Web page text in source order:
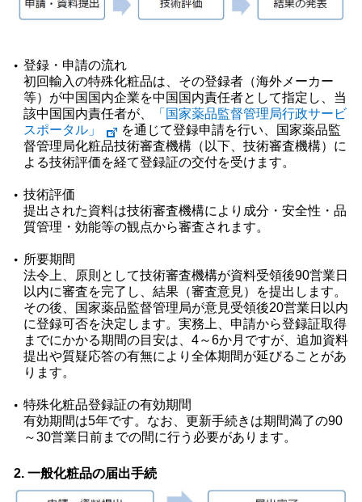
登録・申請の流れ
初回輸入の特殊化粧品は、その登録者（海外メーカー
等）が中国国内企業を中国国内責任者として指定し、当
該中国国内責任者が、
「国家薬品監督管理局行政サービ
スポータル」
を通じて登録申請を行い、国家薬品監
督管理局化粧品技術審査機構（以下、技術審査機構）に
よる技術評価を経て登録証の交付を受けます。
技術評価
提出された資料は技術審査機構により成分・安全性・品
質管理・効能等の観点から審査されます。
所要期間
法令上、原則として技術審査機構が資料受領後90営業日
以内に審査を完了し、結果（審査意見）を提出します。
その後、国家薬品監督管理局が意見受領後20営業日以内
に登録可否を決定します。実務上、申請から登録証取得
までにかかる期間の⽬安は、4～6か月ですが、追加資料
提出や質疑応答の有無により全体期間が延びることがあ
ります。
特殊化粧品登録証の有効期間
有効期間は5年です。なお、更新手続きは期間満了の90
～30営業日前までの間に行う必要があります。
2. 一般化粧品の届出手続